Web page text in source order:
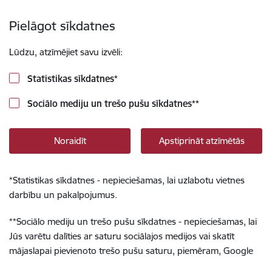
Pielāgot sīkdatnes
Lūdzu, atzīmējiet savu izvēli:
Statistikas sīkdatnes*
Sociālo mediju un trešo pušu sīkdatnes**
Noraidīt Apstiprināt atzīmētās
*Statistikas sīkdatnes - nepieciešamas, lai uzlabotu vietnes
darbību un pakalpojumus.
**Sociālo mediju un trešo pušu sīkdatnes - nepieciešamas, lai
Jūs varētu dalīties ar saturu sociālajos medijos vai skatīt
mājaslapai pievienoto trešo pušu saturu, piemēram, Google